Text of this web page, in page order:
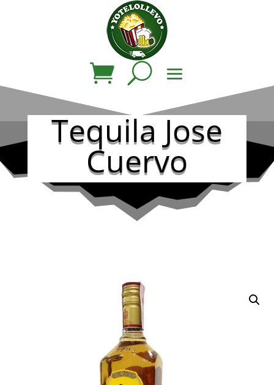
Tequila Jose
Cuervo